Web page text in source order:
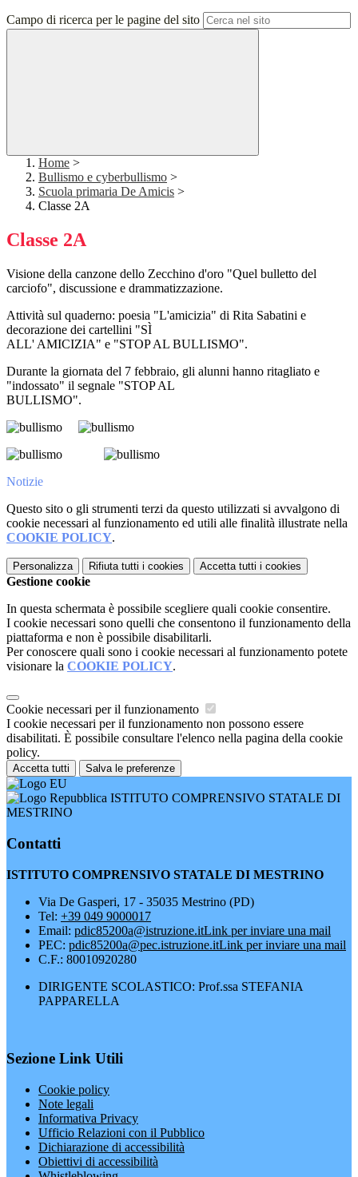
Campo di ricerca per le pagine del sito
Home >
Bullismo e cyberbullismo >
Scuola primaria De Amicis >
Classe 2A
Classe 2A
Visione della canzone dello Zecchino d'oro "Quel bulletto del
carciofo", discussione e drammatizzazione.
Attività sul quaderno: poesia "L'amicizia" di Rita Sabatini e
decorazione dei cartellini "SÌ
ALL' AMICIZIA" e "STOP AL BULLISMO".
Durante la giornata del 7 febbraio, gli alunni hanno ritagliato e
"indossato" il segnale "STOP AL
BULLISMO".
Notizie
Questo sito o gli strumenti terzi da questo utilizzati si avvalgono di
cookie necessari al funzionamento ed utili alle finalità illustrate nella
COOKIE POLICY.
Personalizza Rifiuta tutti i cookies Accetta tutti i cookies
Gestione cookie
In questa schermata è possibile scegliere quali cookie consentire.
I cookie necessari sono quelli che consentono il funzionamento della
piattaforma e non è possibile disabilitarli.
Per conoscere quali sono i cookie necessari al funzionamento potete
visionare la COOKIE POLICY.
Cookie necessari per il funzionamento
I cookie necessari per il funzionamento non possono essere
disabilitati. È possibile consultare l'elenco nella pagina della cookie
policy.
Accetta tutti Salva le preferenze
ISTITUTO COMPRENSIVO STATALE DI
MESTRINO
Contatti
ISTITUTO COMPRENSIVO STATALE DI MESTRINO
Via De Gasperi, 17 - 35035 Mestrino (PD)
Tel: +39 049 9000017
Email: pdic85200a@istruzione.itLink per inviare una mail
PEC: pdic85200a@pec.istruzione.itLink per inviare una mail
C.F.: 80010920280
DIRIGENTE SCOLASTICO: Prof.ssa STEFANIA
PAPPARELLA
Sezione Link Utili
Cookie policy
Note legali
Informativa Privacy
Ufficio Relazioni con il Pubblico
Dichiarazione di accessibilità
Obiettivi di accessibilità